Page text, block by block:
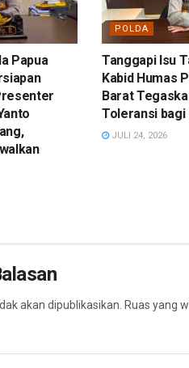
Papua
POLDA
Tanggapi Isu
Kabid Humas
Barat
Toleransi bagi
JULI 24, 2026
akan dipublikasikan. Ruas yang